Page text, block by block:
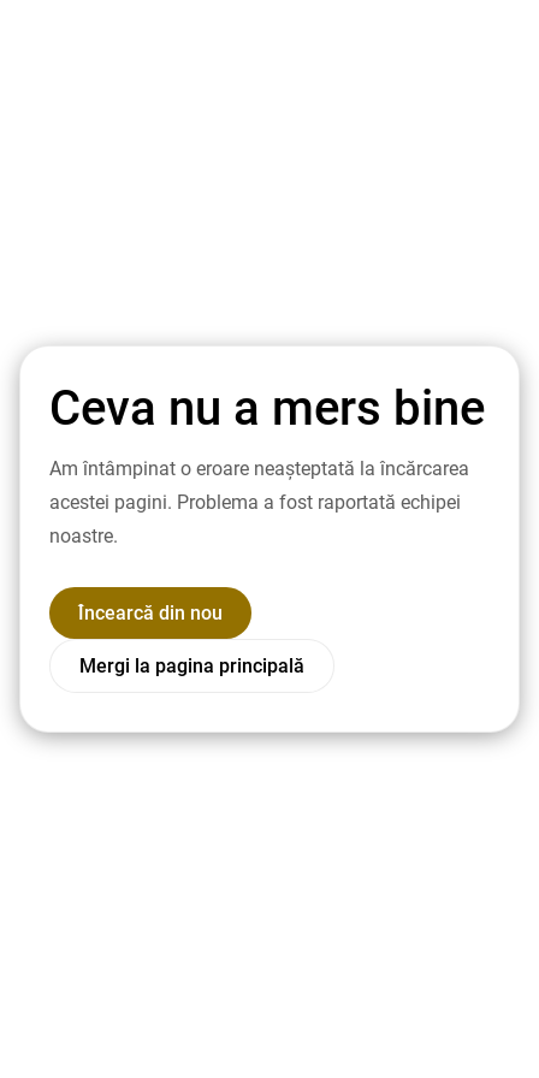
Ceva nu a mers bine
Am întâmpinat o eroare neașteptată la încărcarea
acestei pagini. Problema a fost raportată echipei
noastre.
Încearcă din nou
Mergi la pagina principală